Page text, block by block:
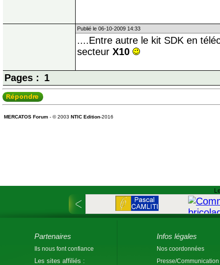
Publié le 06-10-2009 14:33
....Entre autre le kit SDK en
secteur X10
Pages : 1
MERCATOS Forum - © 2003 NTIC Edition-2016
Partenaires
Ils nous font confiance
Les sites affiliés :
Infos légales
Nos coordonnées
Presse/Communication